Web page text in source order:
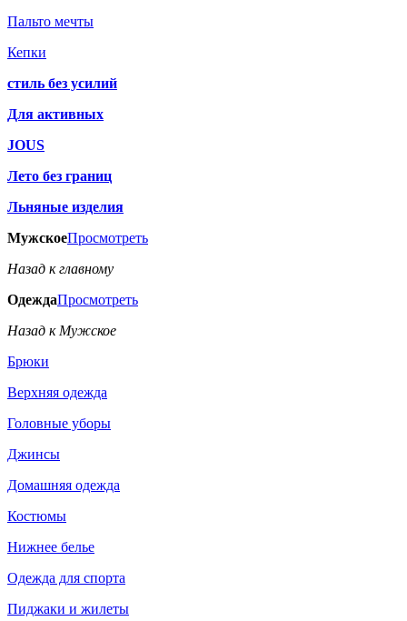
Пальто мечты
Кепки
стиль без усилий
Для активных
JOUS
Лето без границ
Льняные изделия
МужскоеПросмотреть
Назад к главному
ОдеждаПросмотреть
Назад к Мужское
Брюки
Верхняя одежда
Головные уборы
Джинсы
Домашняя одежда
Костюмы
Нижнее белье
Одежда для спорта
Пиджаки и жилеты